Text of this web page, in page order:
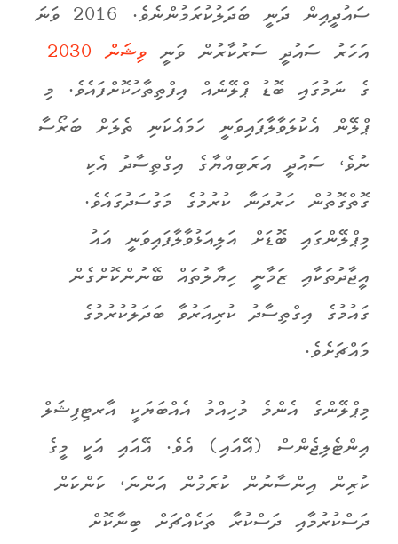
ސައުދީއިން ދަނީ ބަދަލުކުރަމުންނެވެ. 2016 ވަނަ
އަހަރު ސައުދީ ސަރުކާރުން ވަނީ ވިޝަން 2030
ގެ ނަމުގައި ބޮޑު ޕްލޭނެއް އިފްތިތާހުކޮށްފައެވެ. މި
ޕްލޭން އެކުލަވާލާފައިވަނީ ހަމައެކަނި ތެލަށް ބަރޯސާ
ނުވެ، ސައުދީ އަރަބިއްޔާގެ އިގްތިސާދު އެކި
ގޮތްގޮތުން ހަރުދަނާ ކުރުމުގެ މަގުސަދުގައެވެ.
މިޕްލޭންގައި ބޮޑަށް އަލިއަޅުވާލާފައިވަނީ އައު
އީޖާދުތަކާއި ޒަމާނީ ހިޔާލުތައް ބޭނުންކޮށްގެން
ގައުމުގެ އިގްތިސާދު ކުރިއަރުވާ ބަދަލުކުރުމުގެ
މައްޗަށެވެ.
މިޕްލޭންގެ އެންމެ މުހިއްމު އެއްބަޔަކީ އާރޓިފިޝަލް
އިންޓެލިޖެންސް (އޭއައި) އެވެ. އޭއައި އަކީ މީގެ
ކުރިން އިންސާނުން ކުރަމުން އަންނަ، ކަންކަން
ދަސްކުރުމާއި ދަސްކުރާ ތަކެއްޗަށް ބިނާކޮށް